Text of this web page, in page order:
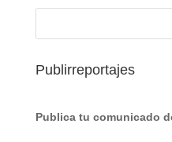
Publirreportajes
Publica tu comunicado